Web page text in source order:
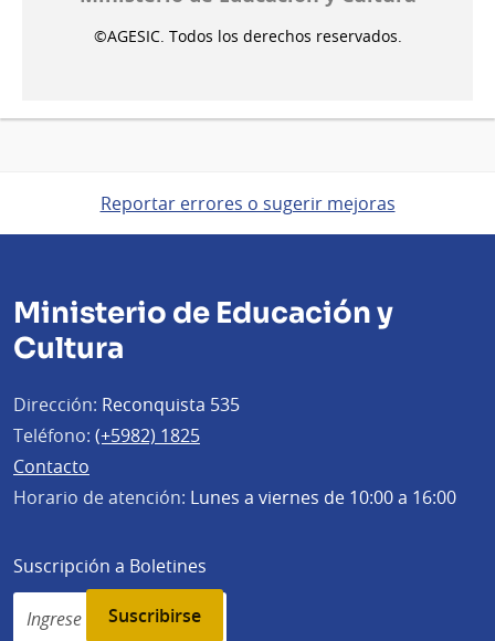
©AGESIC. Todos los derechos reservados.
Reportar errores o sugerir mejoras
Ministerio de Educación y
Cultura
Dirección: Reconquista 535
Teléfono: (+5982) 1825
Contacto
Horario de atención: Lunes a viernes de 10:00 a 16:00
Suscripción a Boletines
Simplenews
subscription